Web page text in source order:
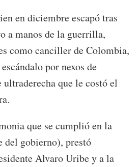
en diciembre escapó tras
a manos de la guerrilla,
como canciller de Colombia,
por nexos de
que le costó el
que se cumplió en la
del gobierno), prestó
Alvaro Uribe y a la